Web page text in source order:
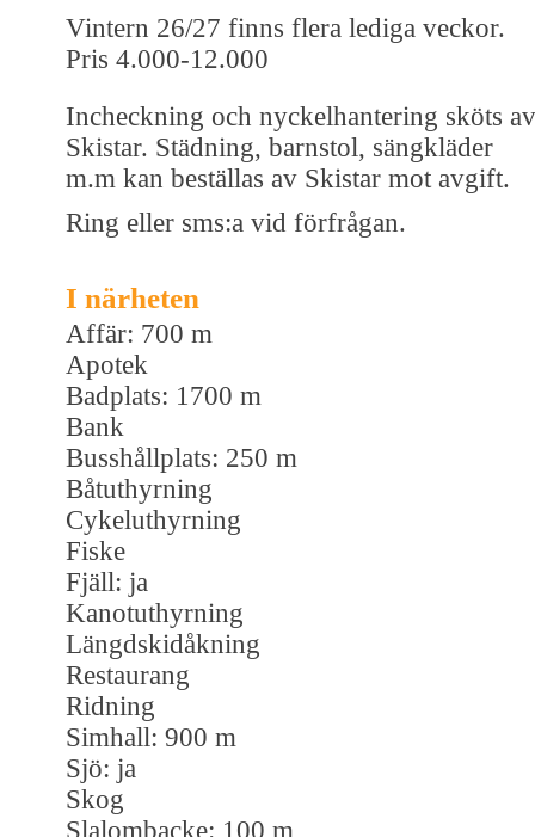
Vintern 26/27 finns flera lediga veckor.
Pris 4.000-12.000
Incheckning och nyckelhantering sköts av
Skistar. Städning, barnstol, sängkläder
m.m kan beställas av Skistar mot avgift.
Ring eller sms:a vid förfrågan.
I närheten
Affär: 700 m
Apotek
Badplats: 1700 m
Bank
Busshållplats: 250 m
Båtuthyrning
Cykeluthyrning
Fiske
Fjäll: ja
Kanotuthyrning
Längdskidåkning
Restaurang
Ridning
Simhall: 900 m
Sjö: ja
Skog
Slalombacke: 100 m